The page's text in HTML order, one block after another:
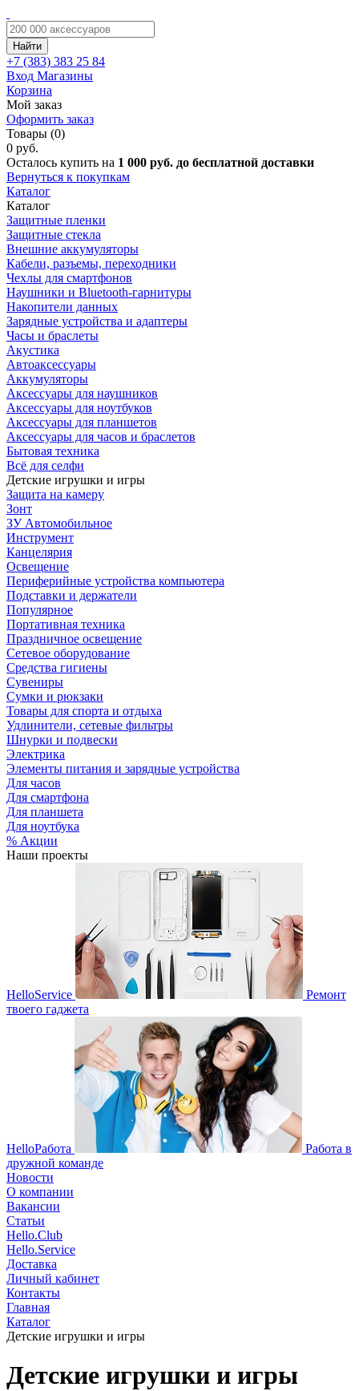
Найти
+7 (383) 383 25 84
Вход Магазины
Корзина
Мой заказ
Оформить заказ
Товары (0)
0 руб.
Осталось купить на 1 000 руб. до бесплатной доставки
Вернуться к покупкам
Каталог
Каталог
Защитные пленки
Защитные стекла
Внешние аккумуляторы
Кабели, разъемы, переходники
Чехлы для смартфонов
Наушники и Bluetooth-гарнитуры
Накопители данных
Зарядные устройства и адаптеры
Часы и браслеты
Акустика
Автоаксессуары
Аккумуляторы
Аксессуары для наушников
Аксессуары для ноутбуков
Аксессуары для планшетов
Аксессуары для часов и браслетов
Бытовая техника
Всё для селфи
Детские игрушки и игры
Защита на камеру
Зонт
ЗУ Автомобильное
Инструмент
Канцелярия
Освещение
Периферийные устройства компьютера
Подставки и держатели
Популярное
Портативная техника
Праздничное освещение
Сетевое оборудование
Средства гигиены
Сувениры
Сумки и рюкзаки
Товары для спорта и отдыха
Удлинители, сетевые фильтры
Шнурки и подвески
Электрика
Элементы питания и зарядные устройства
Для часов
Для смартфона
Для планшета
Для ноутбука
% Акции
Наши проекты
HelloService
Ремонт
твоего гаджета
HelloРабота
Работа в
дружной команде
Новости
О компании
Вакансии
Статьи
Hello.Club
Hello.Service
Доставка
Личный кабинет
Контакты
Главная
Каталог
Детские игрушки и игры
Детские игрушки и игры